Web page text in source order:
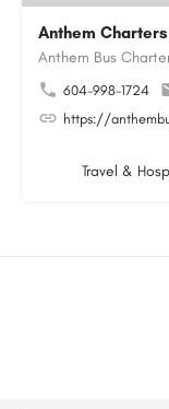
Anthem Charters
604-998-1724
https://
Travel &